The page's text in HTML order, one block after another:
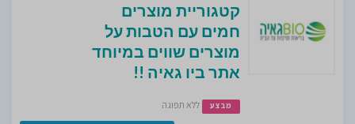
קטגוריית מוצרים
חמים עם הטבות על
מוצרים שווים במיוחד
אתר ביו גאיה !!
מבצע ללא תפוגה